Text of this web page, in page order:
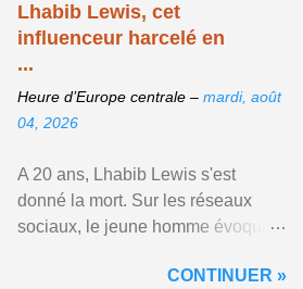
Lhabib Lewis, cet
influenceur harcelé en
...
Heure d’Europe centrale – mardi, août
04, 2026
A 20 ans, Lhabib Lewis s'est
donné la mort. Sur les réseaux
sociaux, le jeune homme évoquait
santé mentale, sa sexualité et
CONTINUER »